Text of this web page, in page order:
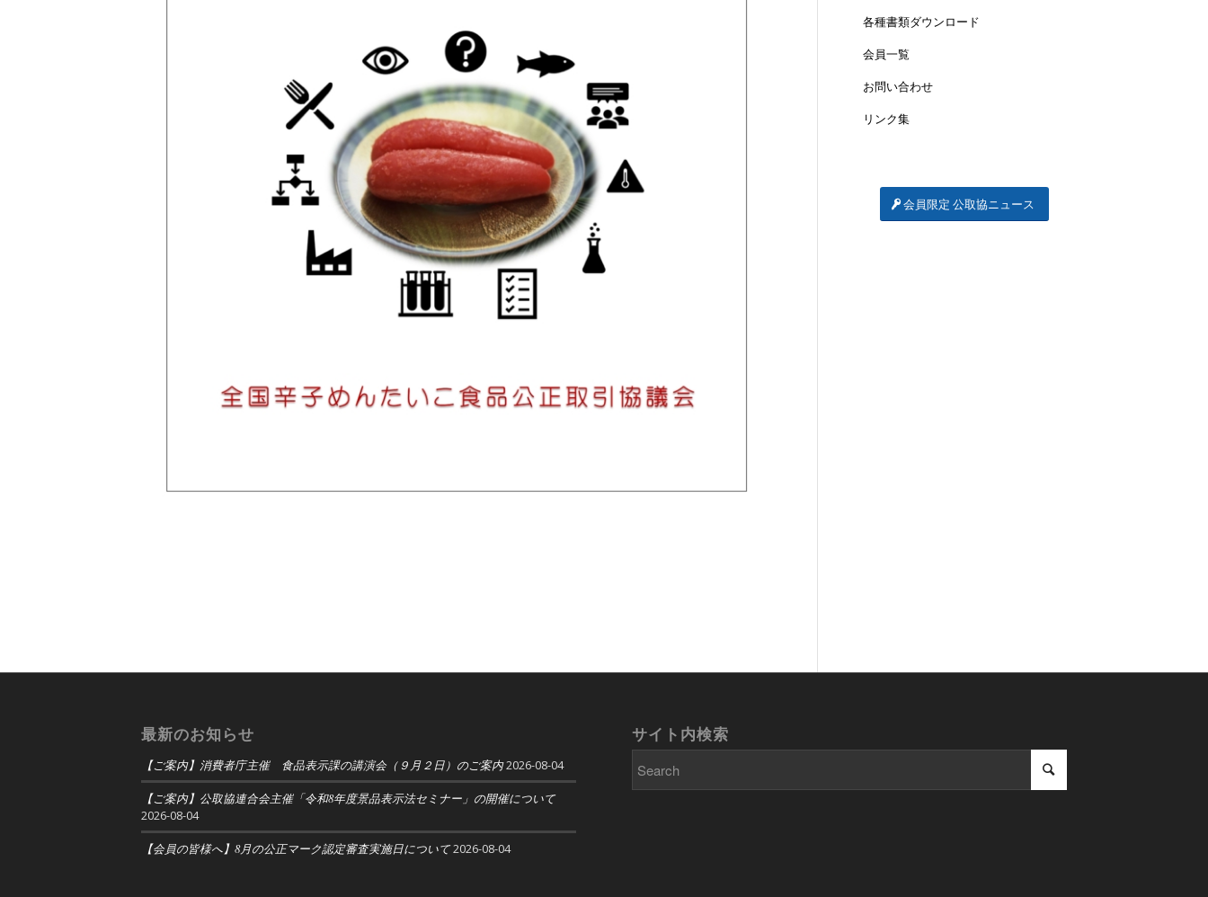
各種書類ダウンロード
会員一覧
お問い合わせ
リンク集
会員限定 公取協ニュース
最新のお知らせ
【ご案内】消費者庁主催 食品表示課の講演会（９月２日）のご案内2026-08-04
【ご案内】公取協連合会主催「令和8年度景品表示法セミナー」の開催について
2026-08-04
【会員の皆様へ】8月の公正マーク認定審査実施日について2026-08-04
サイト内検索